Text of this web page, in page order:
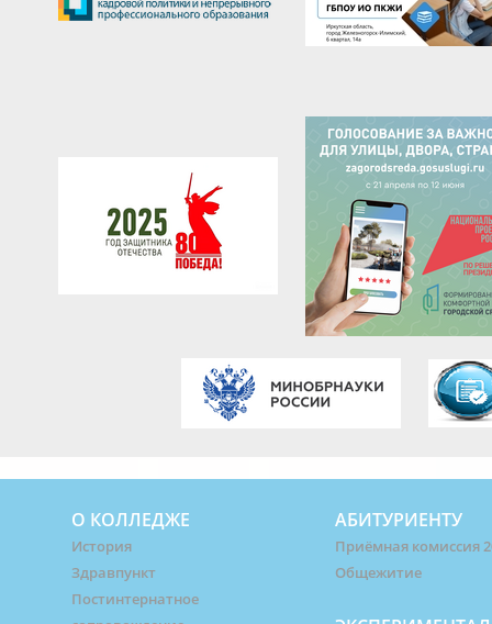
О КОЛЛЕДЖЕ
История
Здравпункт
Постинтернатное
АБИТУРИЕНТУ
Приёмная комиссия
Общежитие